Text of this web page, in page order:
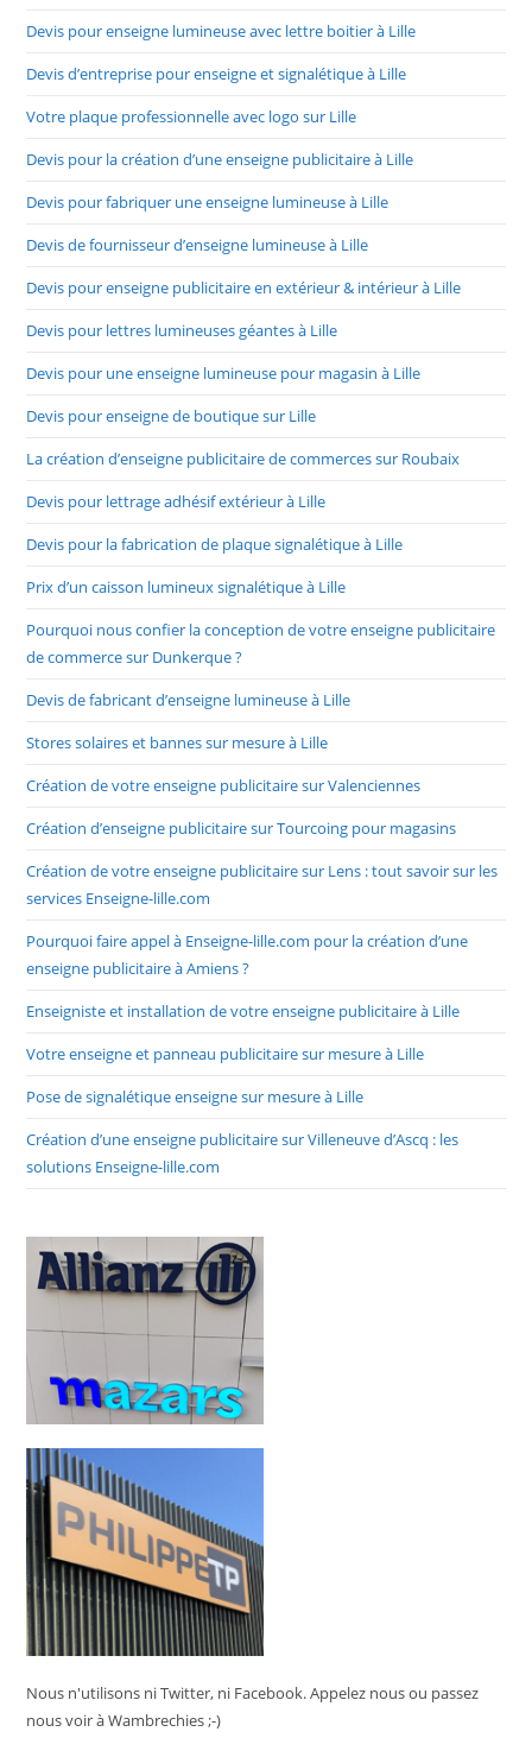
Devis pour enseigne lumineuse avec lettre boitier à Lille
Devis d’entreprise pour enseigne et signalétique à Lille
Votre plaque professionnelle avec logo sur Lille
Devis pour la création d’une enseigne publicitaire à Lille
Devis pour fabriquer une enseigne lumineuse à Lille
Devis de fournisseur d’enseigne lumineuse à Lille
Devis pour enseigne publicitaire en extérieur & intérieur à Lille
Devis pour lettres lumineuses géantes à Lille
Devis pour une enseigne lumineuse pour magasin à Lille
Devis pour enseigne de boutique sur Lille
La création d’enseigne publicitaire de commerces sur Roubaix
Devis pour lettrage adhésif extérieur à Lille
Devis pour la fabrication de plaque signalétique à Lille
Prix d’un caisson lumineux signalétique à Lille
Pourquoi nous confier la conception de votre enseigne publicitaire
de commerce sur Dunkerque ?
Devis de fabricant d’enseigne lumineuse à Lille
Stores solaires et bannes sur mesure à Lille
Création de votre enseigne publicitaire sur Valenciennes
Création d’enseigne publicitaire sur Tourcoing pour magasins
Création de votre enseigne publicitaire sur Lens : tout savoir sur les
services Enseigne-lille.com
Pourquoi faire appel à Enseigne-lille.com pour la création d’une
enseigne publicitaire à Amiens ?
Enseigniste et installation de votre enseigne publicitaire à Lille
Votre enseigne et panneau publicitaire sur mesure à Lille
Pose de signalétique enseigne sur mesure à Lille
Création d’une enseigne publicitaire sur Villeneuve d’Ascq : les
solutions Enseigne-lille.com
Nous n'utilisons ni Twitter, ni Facebook. Appelez nous ou passez
nous voir à Wambrechies ;-)